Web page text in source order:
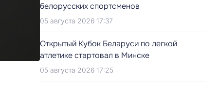
белорусских спортсменов
05 августа 2026 17:37
Открытый Кубок Беларуси по легкой
атлетике стартовал в Минске
05 августа 2026 17:25